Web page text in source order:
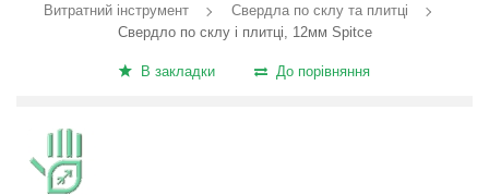
Витратний інструмент
Свердла по склу та плитці
Свердло по склу і плитці, 12мм Spitce
В закладки До порівняння